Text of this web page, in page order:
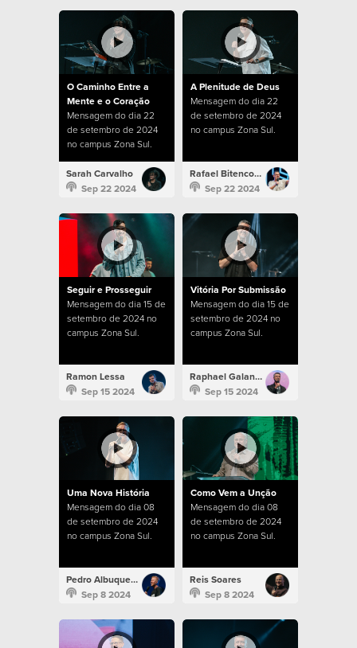
O Caminho Entre a
Mente e o Coração
Mensagem do dia 22
de setembro de 2024
no campus Zona Sul.
Sarah Carvalho
Sep 22 2024
A Plenitude de Deus
Mensagem do dia 22
de setembro de 2024
no campus Zona Sul.
Rafael Bitencourt
Sep 22 2024
Seguir e Prosseguir
Mensagem do dia 15 de
setembro de 2024 no
campus Zona Sul.
Ramon Lessa
Sep 15 2024
Vitória Por Submissão
Mensagem do dia 15 de
setembro de 2024 no
campus Zona Sul.
Raphael Galante
Sep 15 2024
Uma Nova História
Mensagem do dia 08
de setembro de 2024
no campus Zona Sul.
Pedro Albuquerque
Sep 8 2024
Como Vem a Unção
Mensagem do dia 08
de setembro de 2024
no campus Zona Sul.
Reis Soares
Sep 8 2024